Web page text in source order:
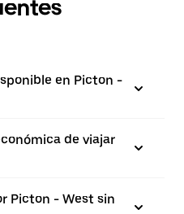
en Picton -
de viajar
Picton - West sin